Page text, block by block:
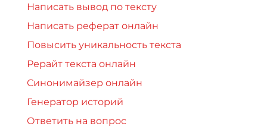
Написать вывод по тексту
Написать реферат онлайн
Повысить уникальность текста
Рерайт текста онлайн
Синонимайзер онлайн
Генератор историй
Ответить на вопрос